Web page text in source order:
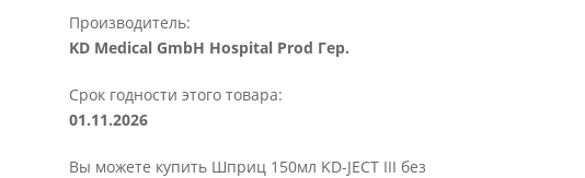
Производитель:
KD Medical GmbH Hospital Prod Гер.
Срок годности этого товара:
01.11.2026
Вы можете купить Шприц 150мл KD-JECT III без